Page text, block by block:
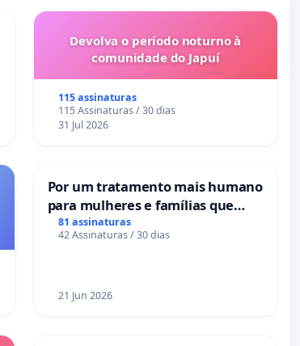
Devolva o período noturno à
comunidade do Japuí
115 assinaturas
115 Assinaturas / 30 dias
31 Jul 2026
Por um tratamento mais humano
para mulheres e famílias que
sofrem uma perda gestacional
nos hospitais portugueses
81 assinaturas
42 Assinaturas / 30 dias
21 Jun 2026